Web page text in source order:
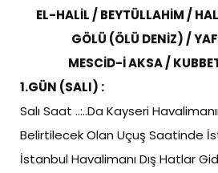
EL-HALİL / BEYTÜLLAHİM /
GÖLÜ (ÖLÜ DENİZ) /
MESCİD-İ AKSA /
1.GÜN (SALI) :
Salı Saat ..:..Da Kayseri
Belirtilecek Olan Uçuş Saatinde
İstanbul Havalimanı Dış Hatlar